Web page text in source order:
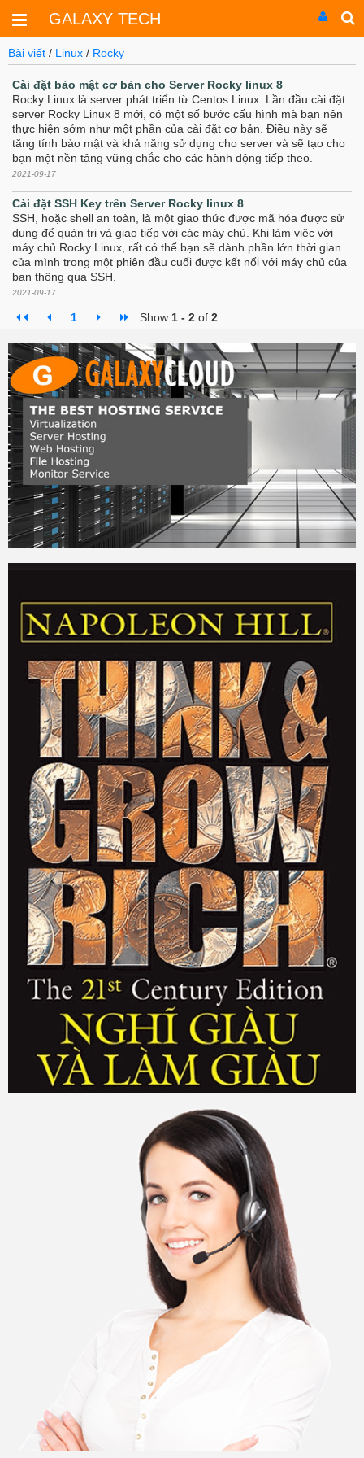
GALAXY TECH
Bài viết / Linux / Rocky
Cài đặt bảo mật cơ bản cho Server Rocky linux 8
Rocky Linux là server phát triển từ Centos Linux. Lần đầu cài đặt
server Rocky Linux 8 mới, có một số bước cấu hình mà bạn nên
thực hiện sớm như một phần của cài đặt cơ bản. Điều này sẽ
tăng tính bảo mật và khả năng sử dụng cho server và sẽ tạo cho
bạn một nền tảng vững chắc cho các hành động tiếp theo.
2021-09-17
Cài đặt SSH Key trên Server Rocky linux 8
SSH, hoặc shell an toàn, là một giao thức được mã hóa được sử
dụng để quản trị và giao tiếp với các máy chủ. Khi làm việc với
máy chủ Rocky Linux, rất có thể bạn sẽ dành phần lớn thời gian
của mình trong một phiên đầu cuối được kết nối với máy chủ của
bạn thông qua SSH.
2021-09-17
1 Show 1 - 2 of 2